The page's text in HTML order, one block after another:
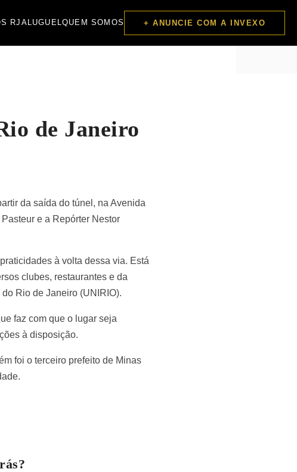
RJALUGUELQUEM SOMOS + ANUNCIE COM A INVEXO
de Janeiro
da saída do túnel, na Avenida
e a Repórter Nestor
à volta dessa via. Está
clubes, restaurantes e da
Rio de Janeiro (UNIRIO).
faz com que o lugar seja
à disposição.
foi o terceiro prefeito de Minas